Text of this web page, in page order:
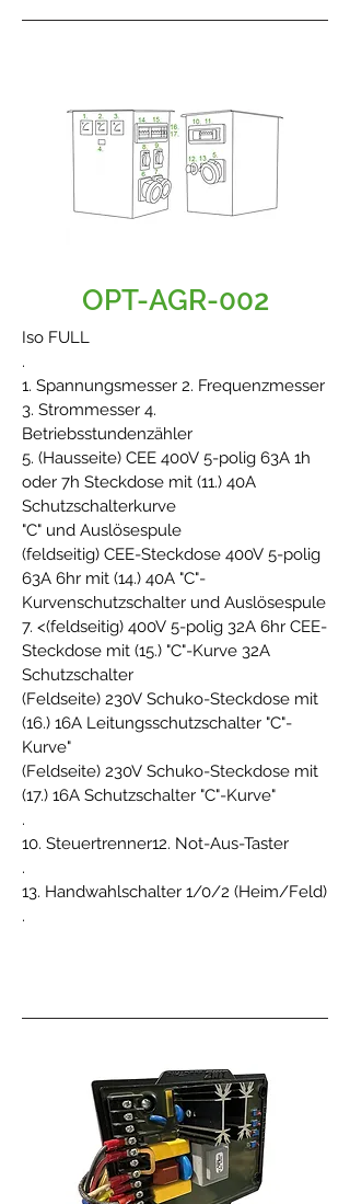
OPT-AGR-002
Iso FULL
.
1. Spannungsmesser 2. Frequenzmesser
3. Strommesser 4.
Betriebsstundenzähler
5. (Hausseite) CEE 400V 5-polig 63A 1h
oder 7h Steckdose mit (11.) 40A
Schutzschalterkurve
"C" und Auslösespule
(feldseitig) CEE-Steckdose 400V 5-polig
63A 6hr mit (14.) 40A "C"-
Kurvenschutzschalter und Auslösespule
7. <(feldseitig) 400V 5-polig 32A 6hr CEE-
Steckdose mit (15.) "C"-Kurve 32A
Schutzschalter
(Feldseite) 230V Schuko-Steckdose mit
(16.) 16A Leitungsschutzschalter "C"-
Kurve"
(Feldseite) 230V Schuko-Steckdose mit
(17.) 16A Schutzschalter "C"-Kurve"
.
10. Steuertrenner12. Not-Aus-Taster
.
13. Handwahlschalter 1/0/2 (Heim/Feld)
.